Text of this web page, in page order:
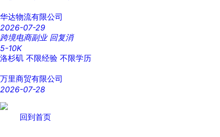
华达物流有限公司
2026-07-29
跨境电商副业 回复消
5-10K
洛杉矶 不限经验 不限学历
万里商贸有限公司
2026-07-28
回到首页